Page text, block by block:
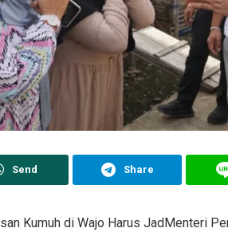
Send Share
Kumuh di Wajo Harus JadMenteri